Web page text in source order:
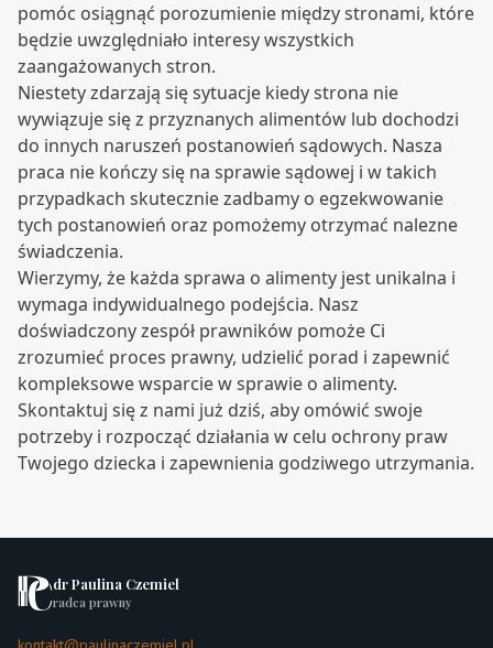
pomóc osiągnąć porozumienie między stronami, które
będzie uwzględniało interesy wszystkich
zaangażowanych stron.
Niestety zdarzają się sytuacje kiedy strona nie
wywiązuje się z przyznanych alimentów lub dochodzi
do innych naruszeń postanowień sądowych. Nasza
praca nie kończy się na sprawie sądowej i w takich
przypadkach skutecznie zadbamy o egzekwowanie
tych postanowień oraz pomożemy otrzymać nalezne
świadczenia.
Wierzymy, że każda sprawa o alimenty jest unikalna i
wymaga indywidualnego podejścia. Nasz
doświadczony zespół prawników pomoże Ci
zrozumieć proces prawny, udzielić porad i zapewnić
kompleksowe wsparcie w sprawie o alimenty.
Skontaktuj się z nami już dziś, aby omówić swoje
potrzeby i rozpocząć działania w celu ochrony praw
Twojego dziecka i zapewnienia godziwego utrzymania.
dr Paulina Czemiel
radca prawny